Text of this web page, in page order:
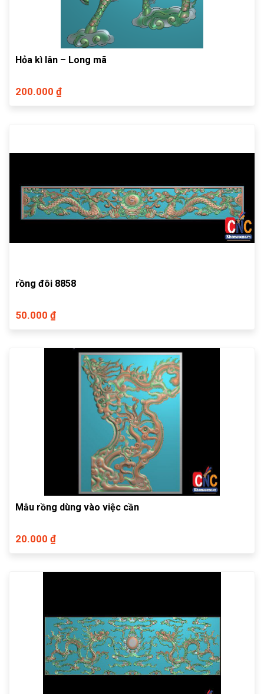
Hỏa kì lân – Long mã
200.000 ₫
rồng đôi 8858
50.000 ₫
Mẫu rồng dùng vào việc cần
20.000 ₫